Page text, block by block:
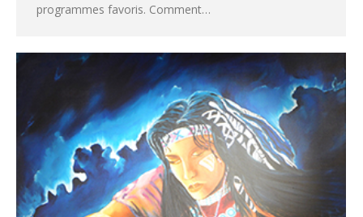
programmes favoris. Comment…